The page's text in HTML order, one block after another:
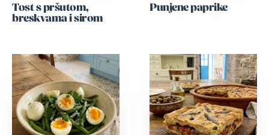
Tost s pršutom,
breskvama i sirom
Punjene paprike